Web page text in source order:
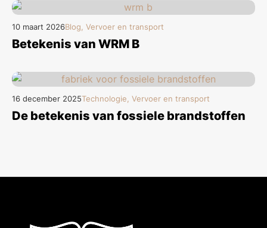
10 maart 2026Blog, Vervoer en transport
Betekenis van WRM B
16 december 2025Technologie, Vervoer en transport
De betekenis van fossiele brandstoffen